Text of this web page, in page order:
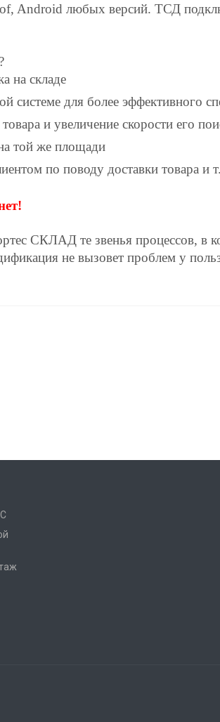
Android любых версий. ТСД
на складе
системе для более эффективного
и увеличение скорости его
той же площади
по поводу доставки товара и
СКЛАД те звенья процессов, в
не вызовет проблем у